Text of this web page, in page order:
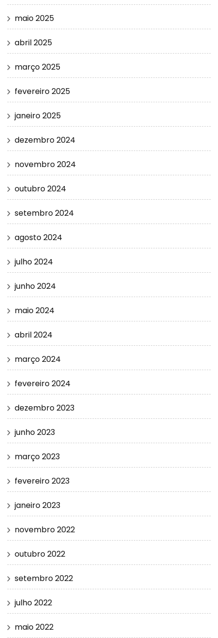
maio 2025
abril 2025
março 2025
fevereiro 2025
janeiro 2025
dezembro 2024
novembro 2024
outubro 2024
setembro 2024
agosto 2024
julho 2024
junho 2024
maio 2024
abril 2024
março 2024
fevereiro 2024
dezembro 2023
junho 2023
março 2023
fevereiro 2023
janeiro 2023
novembro 2022
outubro 2022
setembro 2022
julho 2022
maio 2022